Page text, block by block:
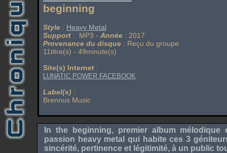
beginning
Style : Heavy Metal
Support : MP3 - Année : 2017
Provenance du disque : Reçu du groupe
11titre(s) - 49minute(s)
Site(s) Internet :
LUNATIC POWER FACEBOOK
Label(s) :
Brennus Music
In the beginning, premier album mélodique
passion heavy metal qui habite ces 3
sincérité, pertinence et légitimité, à un public